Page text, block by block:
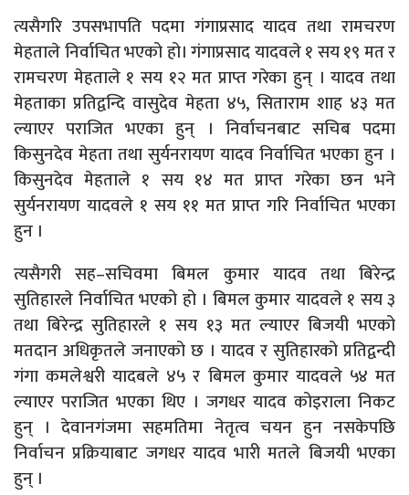
त्यसैगरि उपसभापति पदमा गंगाप्रसाद यादव तथा रामचरण
मेहताले निर्वाचित भएको हो। गंगाप्रसाद यादवले १ सय १९ मत र
रामचरण मेहताले १ सय १२ मत प्राप्त गरेका हुन् । यादव तथा
मेहताका प्रतिद्वन्दि वासुदेव मेहता ४५, सिताराम शाह ४३ मत
ल्याएर पराजित भएका हुन् । निर्वाचनबाट सचिब पदमा
किसुनदेव मेहता तथा सुर्यनरायण यादव निर्वाचित भएका हुन ।
किसुनदेव मेहताले १ सय १४ मत प्राप्त गरेका छन भने
सुर्यनरायण यादवले १ सय ११ मत प्राप्त गरि निर्वाचित भएका
हुन ।
त्यसैगरी सह–सचिवमा बिमल कुमार यादव तथा बिरेन्द्र
सुतिहारले निर्वाचित भएको हो । बिमल कुमार यादवले १ सय ३
तथा बिरेन्द्र सुतिहारले १ सय १३ मत ल्याएर बिजयी भएको
मतदान अधिकृतले जनाएको छ । यादव र सुतिहारको प्रतिद्वन्दी
गंगा कमलेश्वरी यादबले ४५ र बिमल कुमार यादवले ५४ मत
ल्याएर पराजित भएका थिए । जगधर यादव कोइराला निकट
हुन् । देवानगंजमा सहमतिमा नेतृत्व चयन हुन नसकेपछि
निर्वाचन प्रक्रियाबाट जगधर यादव भारी मतले बिजयी भएका
हुन् ।